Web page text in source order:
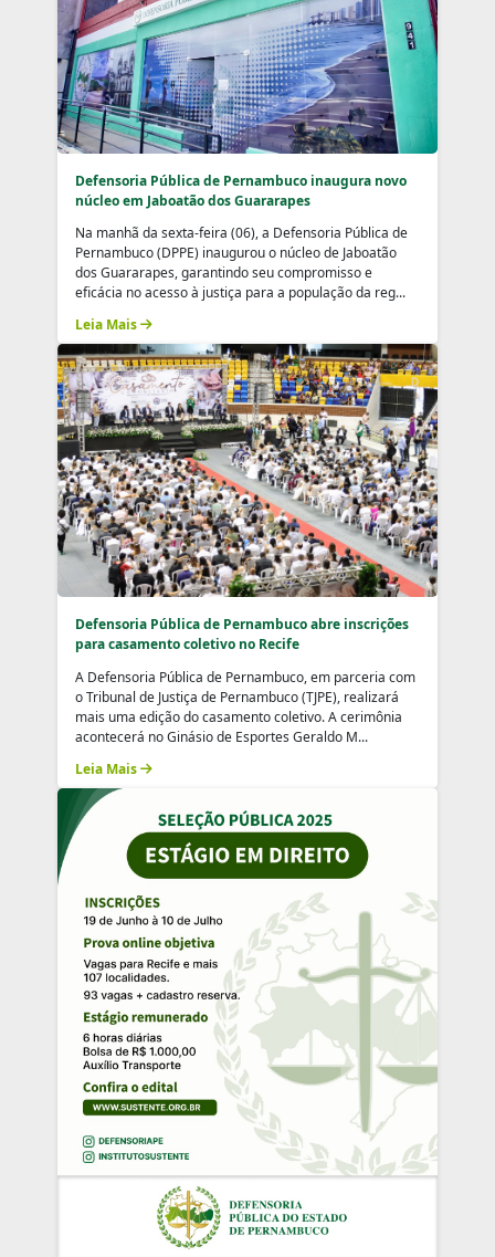
Defensoria Pública de Pernambuco inaugura novo
núcleo em Jaboatão dos Guararapes
Na manhã da sexta-feira (06), a Defensoria Pública de
Pernambuco (DPPE) inaugurou o núcleo de Jaboatão
dos Guararapes, garantindo seu compromisso e
eficácia no acesso à justiça para a população da reg...
Leia Mais
Defensoria Pública de Pernambuco abre inscrições
para casamento coletivo no Recife
A Defensoria Pública de Pernambuco, em parceria com
o Tribunal de Justiça de Pernambuco (TJPE), realizará
mais uma edição do casamento coletivo. A cerimônia
acontecerá no Ginásio de Esportes Geraldo M...
Leia Mais